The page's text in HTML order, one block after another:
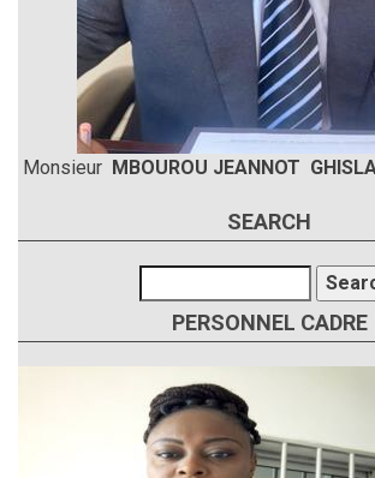
Monsieur MBOUROU JEANNOT
SEARCH
PERSONNEL CADRE